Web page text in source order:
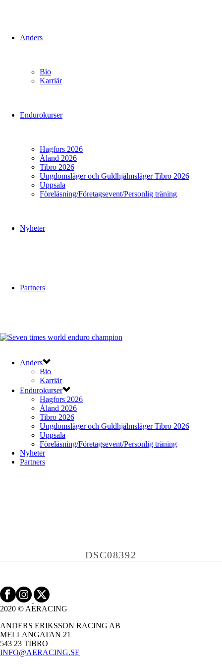
Anders
Bio
Karriär
Endurokurser
Hagfors 2026
Åland 2026
Tibro 2026
Ungdomsläger och Guldhjälmsläger Tibro 2026
Uppsala
Föreläsning/Företagsevent/Personlig träning
Nyheter
Partners
Anders
Bio
Karriär
Endurokurser
Hagfors 2026
Åland 2026
Tibro 2026
Ungdomsläger och Guldhjälmsläger Tibro 2026
Uppsala
Föreläsning/Företagsevent/Personlig träning
Nyheter
Partners
DSC08392
2020 © AERACING
ANDERS ERIKSSON RACING AB
MELLANGATAN 21
543 23 TIBRO
INFO@AERACING.SE